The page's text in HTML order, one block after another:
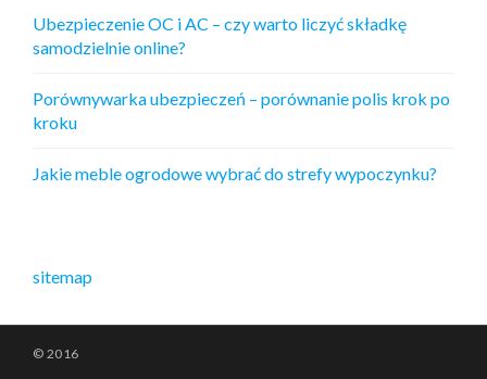
Ubezpieczenie OC i AC – czy warto liczyć składkę
samodzielnie online?
Porównywarka ubezpieczeń – porównanie polis krok po
kroku
Jakie meble ogrodowe wybrać do strefy wypoczynku?
sitemap
© 2016